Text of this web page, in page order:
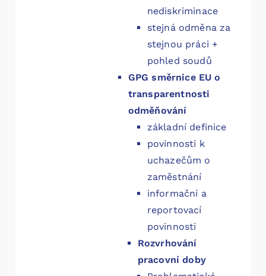
nediskriminace
stejná odměna za
stejnou práci +
pohled soudů
GPG směrnice EU o
transparentnosti
odměňování
základní definice
povinnosti k
uchazečům o
zaměstnání
informační a
reportovací
povinnosti
Rozvrhování
pracovní doby